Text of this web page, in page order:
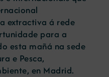
extractiva á rede
para a
esta mañá na sede
e Pesca,
en Madrid.